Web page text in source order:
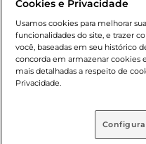
o e-commerce e válidos
sofrer alterações sem
de bebidas alcoólicas para
Lei n.º 8069/90, art. 81,
Adolescente). Preços e
www.bretas.com.br ,
Cookies e Privacidade
Usamos cookies para melhorar
funcionalidades do site, e trazer
você, baseadas em seu histórico
concorda em armazenar cookies
mais detalhadas a respeito de
Privacidade.